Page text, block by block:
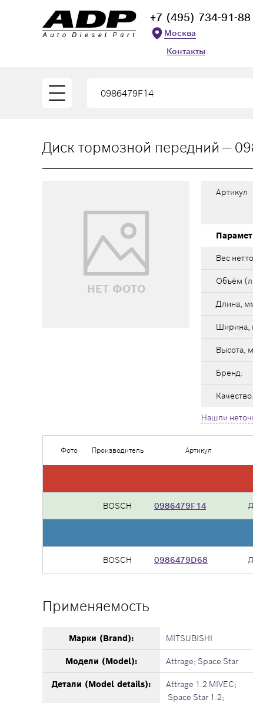
+7 (495) 734-91-88
Москва
Контакты
Диск тормозной передний —
НЕТ ФОТО
Артикул
Вес
Объём
Длина,
Ширина,
Высота,
Бренд:
Качество:
Нашли
Фото Производитель Артикул
BOSCH 0986479F14
BOSCH 0986479D68
Применяемость
Марки (Brand): MITSUBISHI
Модели (Model): Attrage; Space Star
Детали (Model details): Attrage 1.2 MIVEC;
Space Star 1.2;